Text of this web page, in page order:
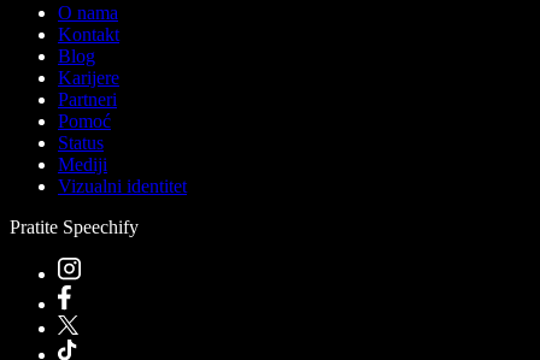
O nama
Kontakt
Blog
Karijere
Partneri
Pomoć
Status
Mediji
Vizualni identitet
Pratite Speechify